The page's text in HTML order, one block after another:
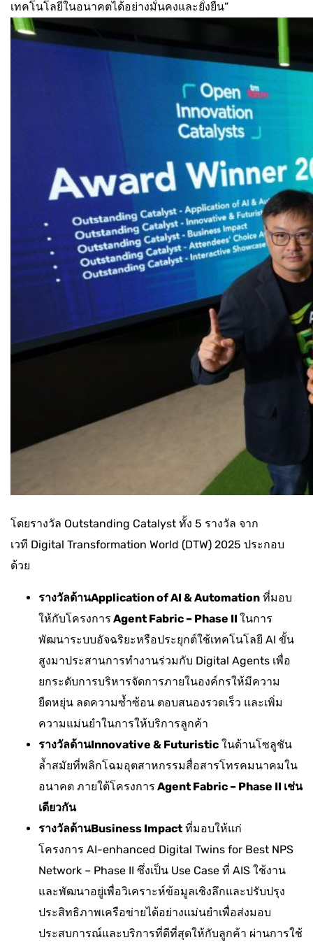
เทคโนโลยีในอนาคตได้อย่างมั่นคงและยั่งยืน”
โดยรางวัล Outstanding Catalyst ทั้ง 5 รางวัล จาก
เวที Digital Transformation World (DTW) 2025 ประกอบ
ด้วย
รางวัลด้านApplication of AI & Automation ที่มอบ
ให้กับโครงการ Agent Fabric – Phase II ในการ
พัฒนาระบบอัจฉริยะหรือประยุกต์ใช้เทคโนโลยี AI ขั้น
สูงมาประสานการทำงานร่วมกับ Digital Agents เพื่อ
ยกระดับการบริหารจัดการภายในองค์กรให้มีความ
ยืดหยุ่น ลดความซ้ำซ้อน ตอบสนองรวดเร็ว และเพิ่ม
ความแม่นยำในการให้บริการลูกค้า
รางวัลด้านInnovative & Futuristic ในด้านโซลูชัน
ล้ำสมัยที่พลิกโฉมอุตสาหกรรมสื่อสารโทรคมนาคมใน
อนาคต ภายใต้โครงการ Agent Fabric – Phase II เช่น
เดียวกัน
รางวัลด้านBusiness Impact ที่มอบให้แก่
โครงการ AI-enhanced Digital Twins for Best NPS
Network – Phase II ซึ่งเป็น Use Case ที่ AIS ใช้งาน
และพัฒนาอยู่เพื่อวิเคราะห์ข้อมูลเชิงลึกและปรับปรุง
ประสิทธิภาพเครือข่ายได้อย่างแม่นยำเพื่อส่งมอบ
ประสบการณ์และบริการที่ดีที่สุดให้กับลูกค้า ผ่านการใช้